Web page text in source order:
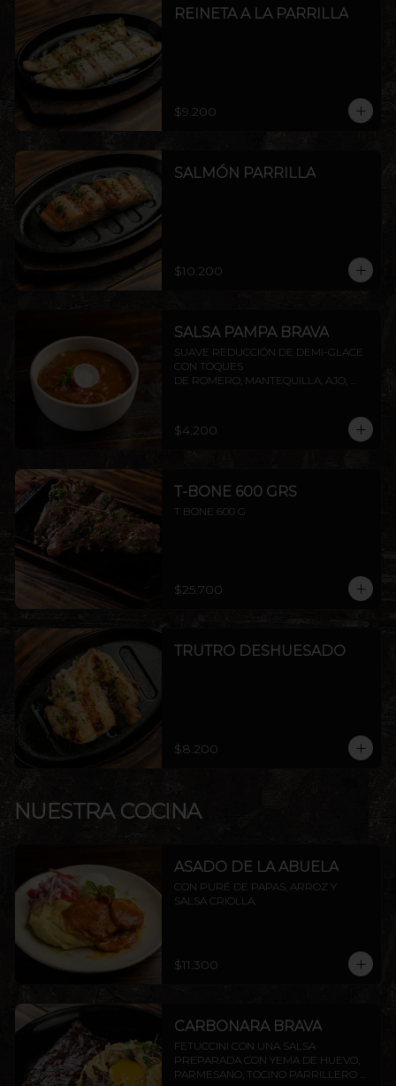
REINETA A LA PARRILLA
$9.200
SALMÓN PARRILLA
$10.200
SALSA PAMPA BRAVA
SUAVE REDUCCIÓN DE DEMI-GLACE
CON TOQUES
DE ROMERO, MANTEQUILLA, AJO,
$4.200
T-BONE 600 GRS
T BONE 600 G
$25.700
TRUTRO DESHUESADO
$8.200
NUESTRA COCINA
ASADO DE LA ABUELA
CON PURÉ DE PAPAS, ARROZ Y
SALSA CRIOLLA.
$11.300
CARBONARA BRAVA
FETUCCINI CON UNA SALSA
PREPARADA CON YEMA DE HUEVO,
PARMESANO, TOCINO PARRILLERO Y